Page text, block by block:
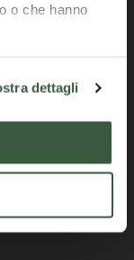
o che hanno
dettagli
Umbrien